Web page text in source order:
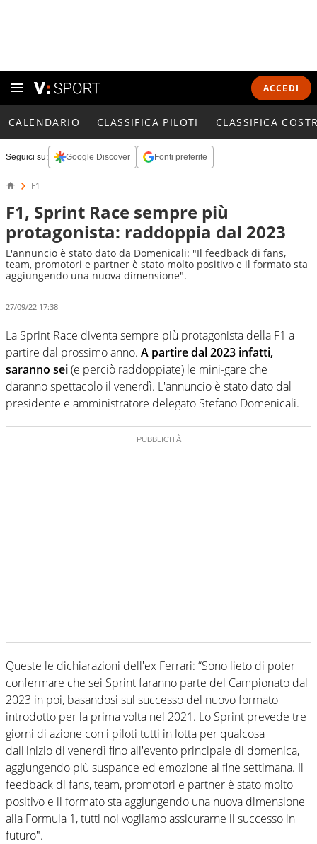
ACCEDI
CALENDARIO CLASSIFICA PILOTI CLASSIFICA
Seguici su: Google Discover Fonti preferite
F1
F1, Sprint Race sempre più
protagonista: raddoppia dal 2023
L'annuncio è stato dato da Domenicali: "Il feedback di fans,
team, promotori e partner è stato molto positivo e il formato sta
aggiungendo una nuova dimensione".
27/09/22 17:38
La Sprint Race diventa sempre più protagonista della F1 a
partire dal prossimo anno. A partire dal 2023 infatti,
saranno sei(e perciò raddoppiate) le mini-gare che
daranno spettacolo il venerdì. L'annuncio è stato dato dal
presidente e amministratore delegato Stefano Domenicali.
Queste le dichiarazioni dell'ex Ferrari: “Sono lieto di poter
confermare che sei Sprint faranno parte del Campionato dal
2023 in poi, basandosi sul successo del nuovo formato
introdotto per la prima volta nel 2021. Lo Sprint prevede tre
giorni di azione con i piloti tutti in lotta per qualcosa
dall'inizio di venerdì fino all'evento principale di domenica,
aggiungendo più suspance ed emozione al fine settimana. Il
feedback di fans, team, promotori e partner è stato molto
positivo e il formato sta aggiungendo una nuova dimensione
alla Formula 1, tutti noi vogliamo assicurarne il successo in
futuro".